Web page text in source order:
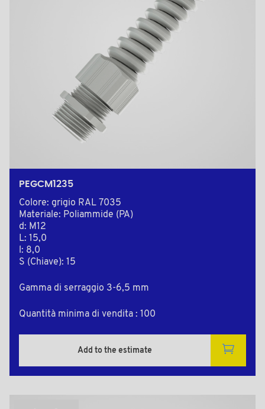
PEGCM1235
Colore: grigio RAL 7035
Materiale: Poliammide (PA)
d: M12
L: 15,0
l: 8,0
S (Chiave): 15
Gamma di serraggio 3-6,5 mm
Quantità minima di vendita : 100
Add to the estimate